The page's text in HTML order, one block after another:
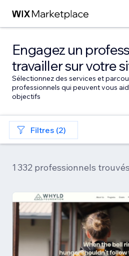
Engagez un
travailler sur votre
Sélectionnez des services et
professionnels qui peuvent vous
objectifs
Filtres (2)
1 332 professionnels trouvés